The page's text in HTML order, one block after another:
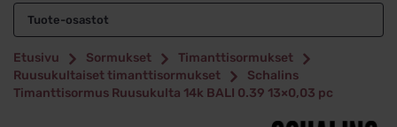
Tuote-osastot
Etusivu Sormukset
Timanttisormukset
Ruusukultaiset timanttisormukset
Schalins
Timanttisormus Ruusukulta 14k BALI 0.39 13×0,03 pc